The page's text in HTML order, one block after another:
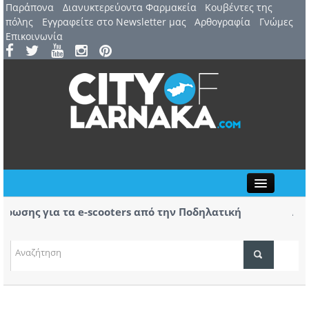
Παράπονα Διανυκτερεύοντα Φαρμακεία
Kουβέντες της
πόλης
Εγγραφείτε στο Newsletter μας Αρθογραφία
Γνώμες
Επικοινωνία
ΤΟΠΙΚΑ ΝΕΑ
για τα e-scooters από την Ποδηλατική
Αερ.